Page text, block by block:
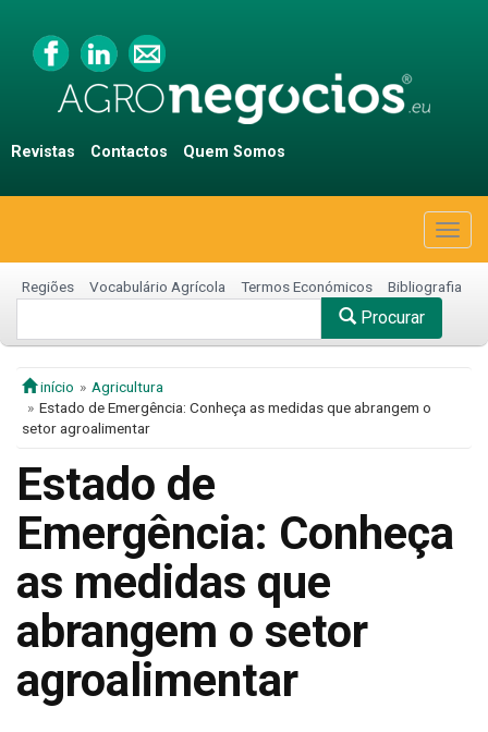
Revistas Contactos Quem Somos
Regiões Vocabulário Agrícola Termos Económicos Bibliografia
Procurar
início
Agricultura
Estado de Emergência: Conheça as medidas que abrangem o
setor agroalimentar
Estado de
Emergência: Conheça
as medidas que
abrangem o setor
agroalimentar